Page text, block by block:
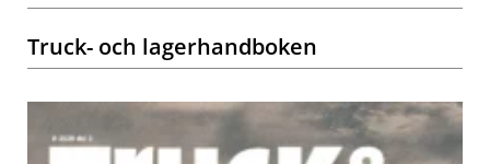
Truck- och lagerhandboken